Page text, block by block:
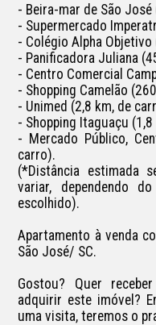
- Beira-mar de São José
- Supermercado
- Colégio Alpha Objetivo
- Panificadora Juliana
- Centro Comercial
- Shopping Camelão
- Unimed (2,8 km, de
- Shopping Itaguaçu (1,8
- Mercado Público,
carro).
(*Distância estimada
variar, dependendo
escolhido).
Apartamento à venda
São José/ SC.
Gostou? Quer
adquirir este imóvel?
uma visita, teremos o